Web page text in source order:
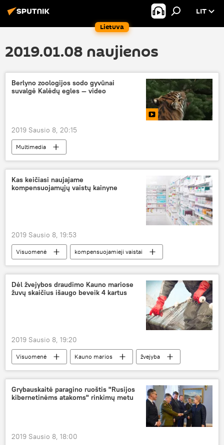
Lietuva
LIT
2019.01.08 naujienos
Berlyno zoologijos sodo gyvūnai
suvalgė Kalėdų egles — video
2019 Sausio 8, 20:15
Multimedia
Kas keičiasi naujajame
kompensuojamųjų vaistų kainyne
2019 Sausio 8, 19:53
Visuomenė
kompensuojamieji vaistai
Valstybinė ligonių kasa (VLK)
Dėl žvejybos draudimo Kauno mariose
žuvų skaičius išaugo beveik 4 kartus
2019 Sausio 8, 19:20
Visuomenė Kauno marios žvejyba
Grybauskaitė paragino ruoštis "Rusijos
kibernetinėms atakoms" rinkimų metu
2019 Sausio 8, 18:00